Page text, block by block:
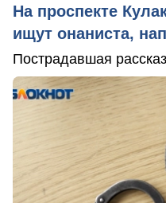
На проспекте
ищут онаниста,
Пострадавшая